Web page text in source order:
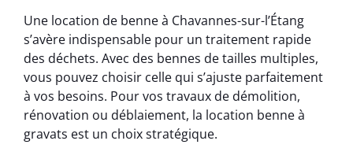
Une location de benne à Chavannes-sur-l’Étang
s’avère indispensable pour un traitement rapide
des déchets. Avec des bennes de tailles multiples,
vous pouvez choisir celle qui s’ajuste parfaitement
à vos besoins. Pour vos travaux de démolition,
rénovation ou déblaiement, la location benne à
gravats est un choix stratégique.